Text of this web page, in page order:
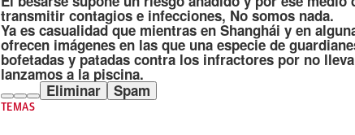
transmitir contagios e infecciones, No somos nada.
Ya es casualidad que mientras en Shanghái y en
ofrecen imágenes en las que una especie de
bofetadas y patadas contra los infractores por no
lanzamos a la piscina.
Eliminar
Spam
TEMAS